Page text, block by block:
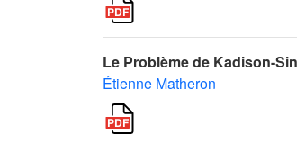
Le Problème de Kadison-
Étienne Matheron